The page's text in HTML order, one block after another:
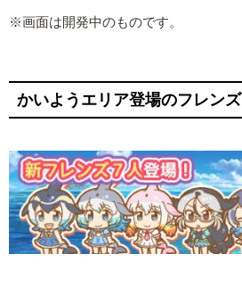
※画面は開発中のものです。
かいようエリア登場のフレンズ